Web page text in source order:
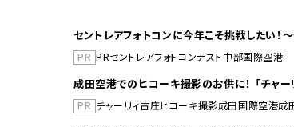
セントレアフォトコンに今年こそ挑戦したい！
PR PRセントレアフォトコンテスト中部国際空港
成田空港でのヒコーキ撮影のお供に！ 「チャ
PR チャーリィ古庄ヒコーキ撮影成田国際空港成